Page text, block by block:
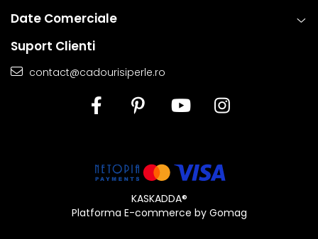
Date Comerciale
Suport Clienti
contact@cadourisiperle.ro
KASKADDA®
Platforma E-commerce by Gomag